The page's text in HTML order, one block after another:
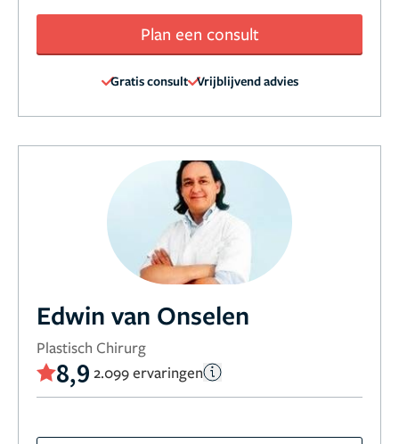
Plan een consult
Gratis consult Vrijblijvend advies
Edwin van Onselen
Plastisch Chirurg
8,9 2.099 ervaringen